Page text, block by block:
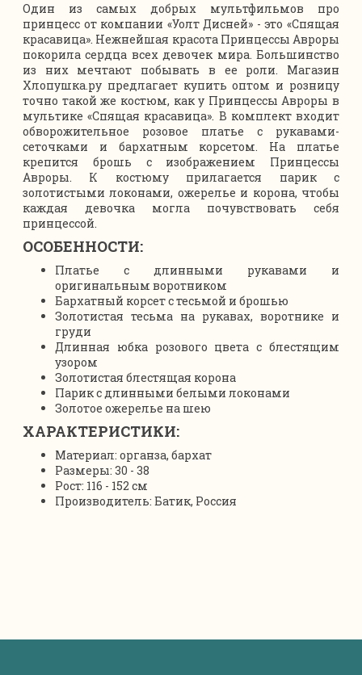
Один из самых добрых мультфильмов про
принцесс от компании «Уолт Дисней» - это «Спящая
красавица». Нежнейшая красота Принцессы Авроры
покорила сердца всех девочек мира. Большинство
из них мечтают побывать в ее роли. Магазин
Хлопушка.ру предлагает купить оптом и розницу
точно такой же костюм, как у Принцессы Авроры в
мультике «Спящая красавица». В комплект входит
обворожительное розовое платье с рукавами-
сеточками и бархатным корсетом. На платье
крепится брошь с изображением Принцессы
Авроры. К костюму прилагается парик с
золотистыми локонами, ожерелье и корона, чтобы
каждая девочка могла почувствовать себя
принцессой.
ОСОБЕННОСТИ:
Платье с длинными рукавами и
оригинальным воротником
Бархатный корсет с тесьмой и брошью
Золотистая тесьма на рукавах, воротнике и
груди
Длинная юбка розового цвета с блестящим
узором
Золотистая блестящая корона
Парик с длинными белыми локонами
Золотое ожерелье на шею
ХАРАКТЕРИСТИКИ:
Материал: органза, бархат
Размеры: 30 - 38
Рост: 116 - 152 см
Производитель: Батик, Россия